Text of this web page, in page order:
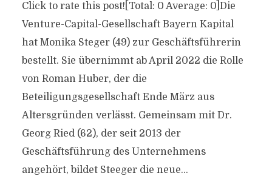
Click to rate this post![Total: 0 Average: 0]Die
Venture-Capital-Gesellschaft Bayern Kapital
hat Monika Steger (49) zur Geschäftsführerin
bestellt. Sie übernimmt ab April 2022 die Rolle
von Roman Huber, der die
Beteiligungsgesellschaft Ende März aus
Altersgründen verlässt. Gemeinsam mit Dr.
Georg Ried (62), der seit 2013 der
Geschäftsführung des Unternehmens
angehört, bildet Steeger die neue...